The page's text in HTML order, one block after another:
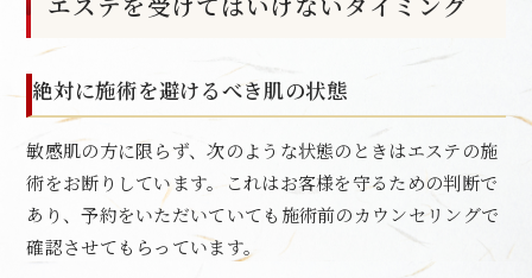
絶対に施術を避けるべき肌の状態
敏感肌の方に限らず、次のような状態のときはエステの施
術をお断りしています。これはお客様を守るための判断で
あり、予約をいただいていても施術前のカウンセリングで
確認させてもらっています。